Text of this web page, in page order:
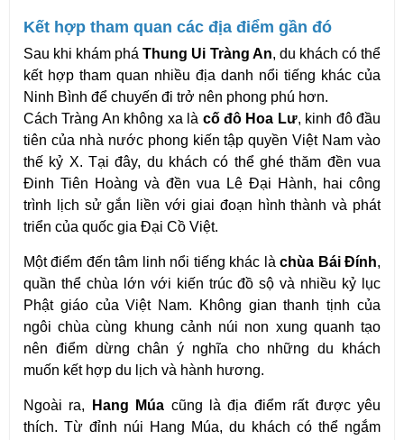
Kết hợp tham quan các địa điểm gần đó
Sau khi khám phá Thung Ui Tràng An, du khách có thể
kết hợp tham quan nhiều địa danh nổi tiếng khác của
Ninh Bình để chuyến đi trở nên phong phú hơn.
Cách Tràng An không xa là cố đô Hoa Lư, kinh đô đầu
tiên của nhà nước phong kiến tập quyền Việt Nam vào
thế kỷ X. Tại đây, du khách có thể ghé thăm đền vua
Đinh Tiên Hoàng và đền vua Lê Đại Hành, hai công
trình lịch sử gắn liền với giai đoạn hình thành và phát
triển của quốc gia Đại Cồ Việt.
Một điểm đến tâm linh nổi tiếng khác là chùa Bái Đính,
quần thể chùa lớn với kiến trúc đồ sộ và nhiều kỷ lục
Phật giáo của Việt Nam. Không gian thanh tịnh của
ngôi chùa cùng khung cảnh núi non xung quanh tạo
nên điểm dừng chân ý nghĩa cho những du khách
muốn kết hợp du lịch và hành hương.
Ngoài ra, Hang Múa cũng là địa điểm rất được yêu
thích. Từ đỉnh núi Hang Múa, du khách có thể ngắm